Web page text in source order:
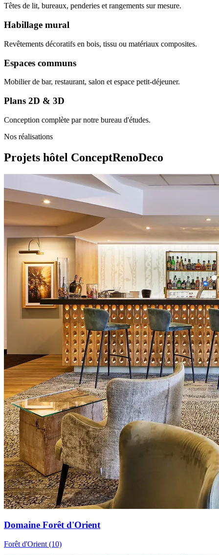
Têtes de lit, bureaux, penderies et rangements sur mesure.
Habillage mural
Revêtements décoratifs en bois, tissu ou matériaux composites.
Espaces communs
Mobilier de bar, restaurant, salon et espace petit-déjeuner.
Plans 2D & 3D
Conception complète par notre bureau d'études.
Nos réalisations
Projets hôtel ConceptRenoDeco
Domaine Forêt d'Orient
Forêt d'Orient (10)